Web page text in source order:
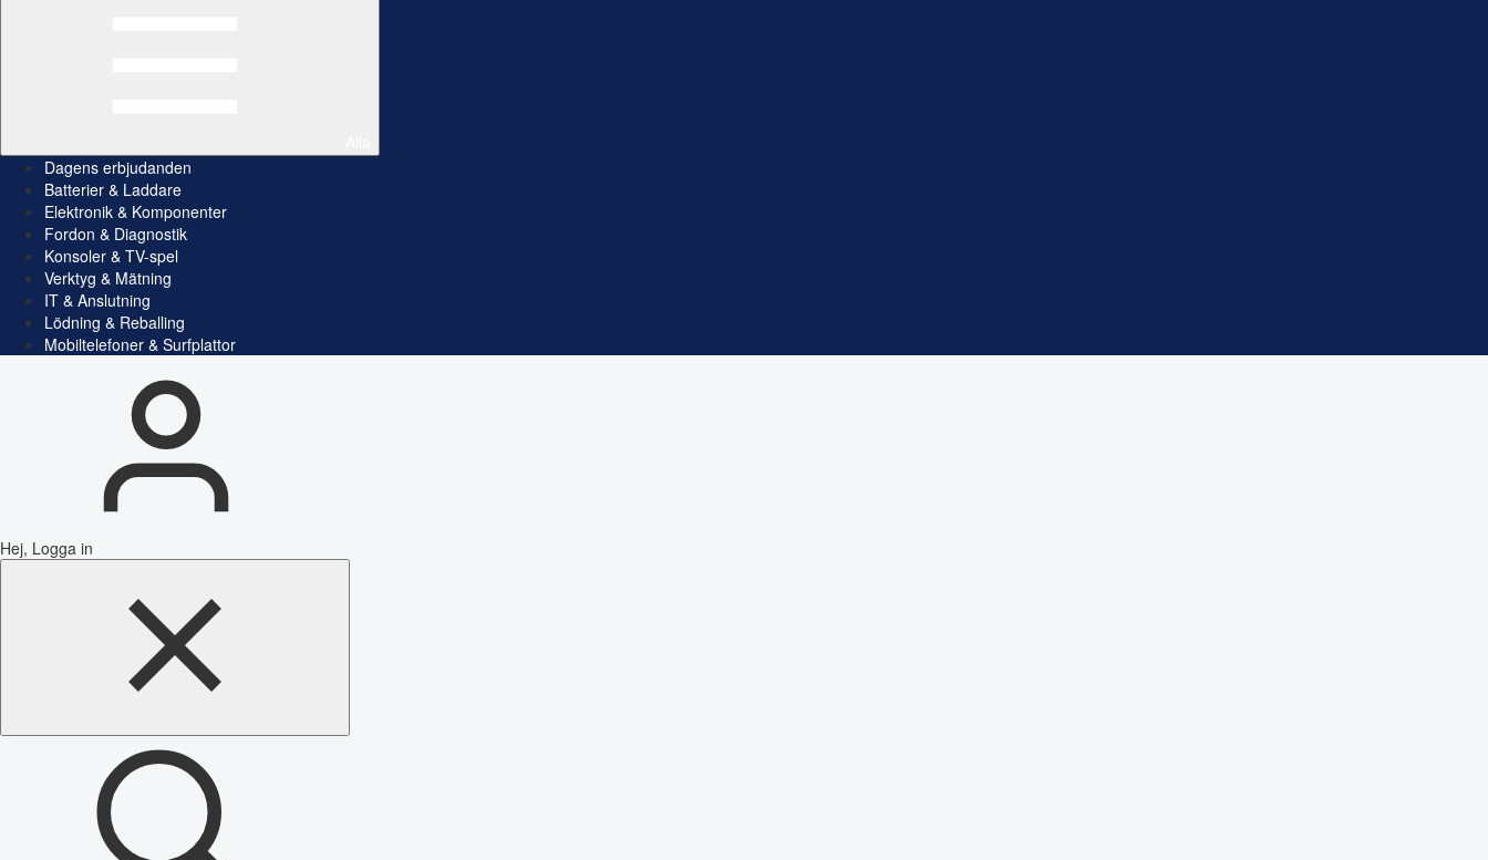
Dagens erbjudanden
Batterier & Laddare
Elektronik & Komponenter
Fordon & Diagnostik
Konsoler & TV-spel
Verktyg & Mätning
IT & Anslutning
Lödning & Reballing
Mobiltelefoner & Surfplattor
Hej, Logga in